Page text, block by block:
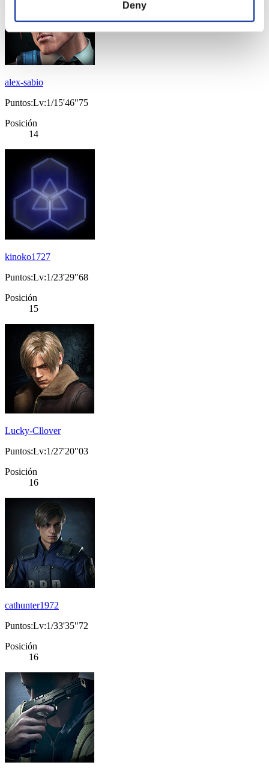
Deny
alex-sabio
Puntos:Lv:1/15'46"75
Posición
14
kinoko1727
Puntos:Lv:1/23'29"68
Posición
15
Lucky-Cllover
Puntos:Lv:1/27'20"03
Posición
16
cathunter1972
Puntos:Lv:1/33'35"72
Posición
16